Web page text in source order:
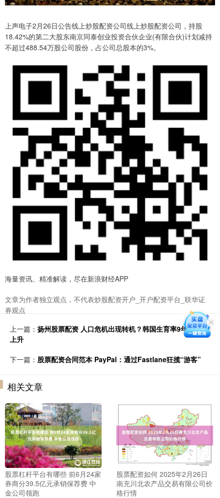
上声电子2月26日公告线上炒股配资公司线上炒股配资公司，持股
18.42%的第二大股东南京同泰创业投资合伙企业(有限合伙)计划减持
不超过488.54万股公司股份，占公司总股本的3%。
海量资讯、精准解读，尽在新浪财经APP
文章为作者独立观点，不代表炒股配资开户_开户配资平台_联华证
券观点
上一篇： 扬州股票配资 人口危机出现转机？韩国生育率9年来首次
上升
下一篇： 股票配资合同范本 PayPal：通过Fastlane狂揽“游客”
相关文章
股票杠杆平台有哪些 前6月24家
券商分39.5亿元承销保荐费 中
金公司领跑
股票配资如何 2025年2月26日
南充川北农产品交易有限公司价
格行情